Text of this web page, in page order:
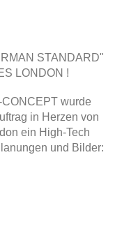
STANDARD"
LONDON !
CONCEPT wurde
in Herzen von
ein High-Tech
und Bilder: